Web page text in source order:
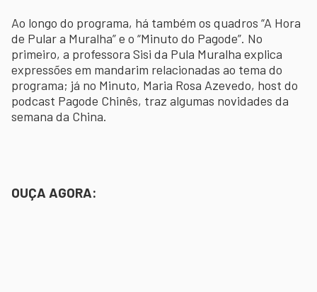
Ao longo do programa, há também os quadros “A Hora
de Pular a Muralha” e o “Minuto do Pagode”. No
primeiro, a professora Sisi da Pula Muralha explica
expressões em mandarim relacionadas ao tema do
programa; já no Minuto, Maria Rosa Azevedo, host do
podcast Pagode Chinês, traz algumas novidades da
semana da China.
OUÇA AGORA: